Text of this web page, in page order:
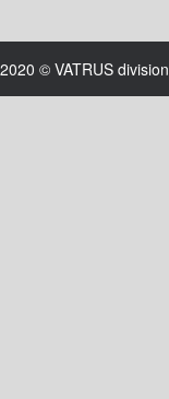
2020 © VATRUS